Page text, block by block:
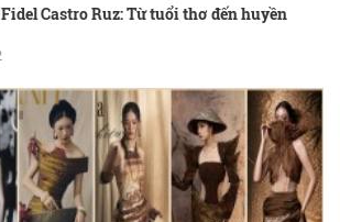
Castro Ruz: Từ tuổi thơ đến huyền